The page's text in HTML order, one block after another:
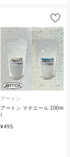
アートン
アートン マチエール 200m
¥495